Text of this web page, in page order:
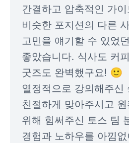
간결하고 압축적인 가
비슷한 포지션의 다른
고민을 얘기할 수 있었
좋았습니다. 식사도 커
굿즈도 완벽했구요! 🙂
열정적으로 강의해주신
친절하게 맞아주시고
위해 힘써주신 토스 팀
경험과 노하우를 아낌